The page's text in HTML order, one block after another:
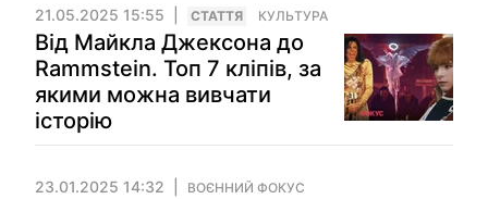
21.05.2025 15:55 СТАТТЯ КУЛЬТУРА
Від Майкла Джексона до
Rammstein. Топ 7 кліпів, за
якими можна вивчати
історію
23.01.2025 14:32 ВОЄННИЙ ФОКУС